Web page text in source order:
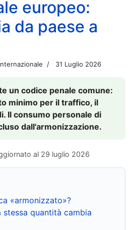
europeo:
da paese a
31 Luglio 2026
un codice penale comune:
minimo per il traffico, il
Il consumo personale di
dall'armonizzazione.
al 29 luglio 2026
«armonizzato»?
stessa quantità cambia